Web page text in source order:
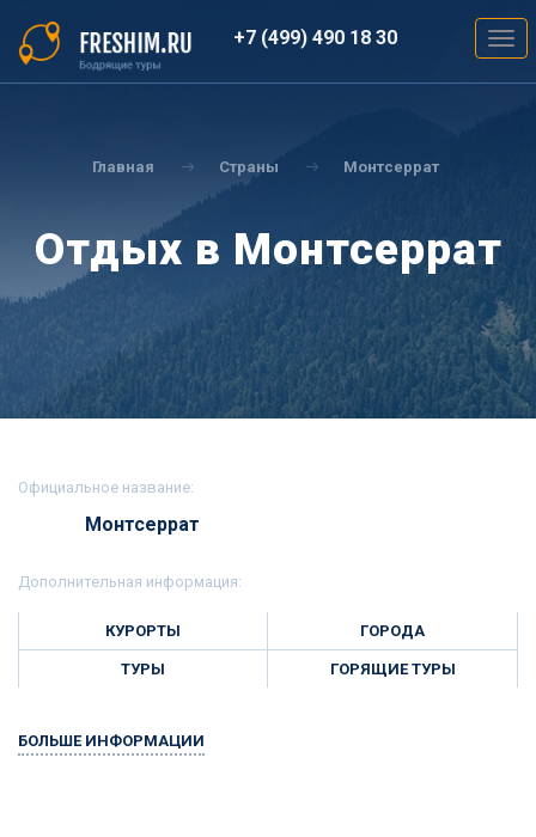
основному
содержанию
+7 (499) 490 18 30
Главная Страны Монтсеррат
Отдых в Монтсеррат
Официальное название:
Монтсеррат
Дополнительная информация:
КУРОРТЫ ГОРОДА
ТУРЫ ГОРЯЩИЕ ТУРЫ
БОЛЬШЕ ИНФОРМАЦИИ